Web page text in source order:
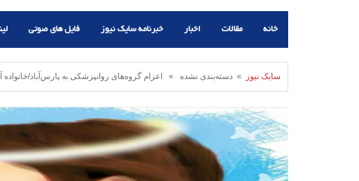
خانه مقالات اخبار خبرنامه سایک نیوز فایل های صوتی
سایک نیوز » دسته‌بندی نشده » اعزام گروه‌های روانپزشکی به پارس‌آباد/